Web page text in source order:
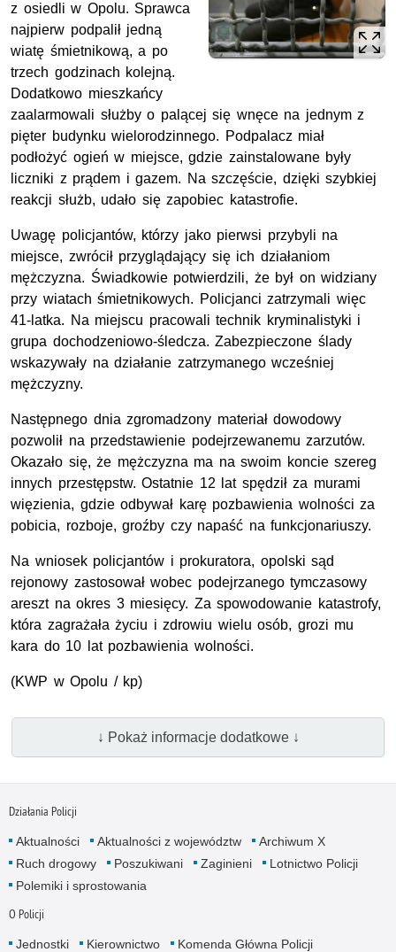
z osiedli w Opolu. Sprawca
najpierw podpalił jedną
wiatę śmietnikową, a po
trzech godzinach kolejną.
Dodatkowo mieszkańcy
zaalarmowali służby o palącej się wnęce na jednym z
pięter budynku wielorodzinnego. Podpalacz miał
podłożyć ogień w miejsce, gdzie zainstalowane były
liczniki z prądem i gazem. Na szczęście, dzięki szybkiej
reakcji służb, udało się zapobiec katastrofie.
Uwagę policjantów, którzy jako pierwsi przybyli na
miejsce, zwrócił przyglądający się ich działaniom
mężczyzna. Świadkowie potwierdzili, że był on widziany
przy wiatach śmietnikowych. Policjanci zatrzymali więc
41-latka. Na miejscu pracowali technik kryminalistyki i
grupa dochodzeniowo-śledcza. Zabezpieczone ślady
wskazywały na działanie zatrzymanego wcześniej
mężczyzny.
Następnego dnia zgromadzony materiał dowodowy
pozwolił na przedstawienie podejrzewanemu zarzutów.
Okazało się, że mężczyzna ma na swoim koncie szereg
innych przestępstw. Ostatnie 12 lat spędził za murami
więzienia, gdzie odbywał karę pozbawienia wolności za
pobicia, rozboje, groźby czy napaść na funkcjonariuszy.
Na wniosek policjantów i prokuratora, opolski sąd
rejonowy zastosował wobec podejrzanego tymczasowy
areszt na okres 3 miesięcy. Za spowodowanie katastrofy,
która zagrażała życiu i zdrowiu wielu osób, grozi mu
kara do 10 lat pozbawienia wolności.
(KWP w Opolu / kp)
↓ Pokaż informacje dodatkowe ↓
Działania Policji
Aktualności Aktualności z województw
Archiwum X
Ruch drogowy
Poszukiwani Zaginieni
Lotnictwo Policji
Polemiki i sprostowania
O Policji
Jednostki Kierownictwo
Komenda Główna Policji